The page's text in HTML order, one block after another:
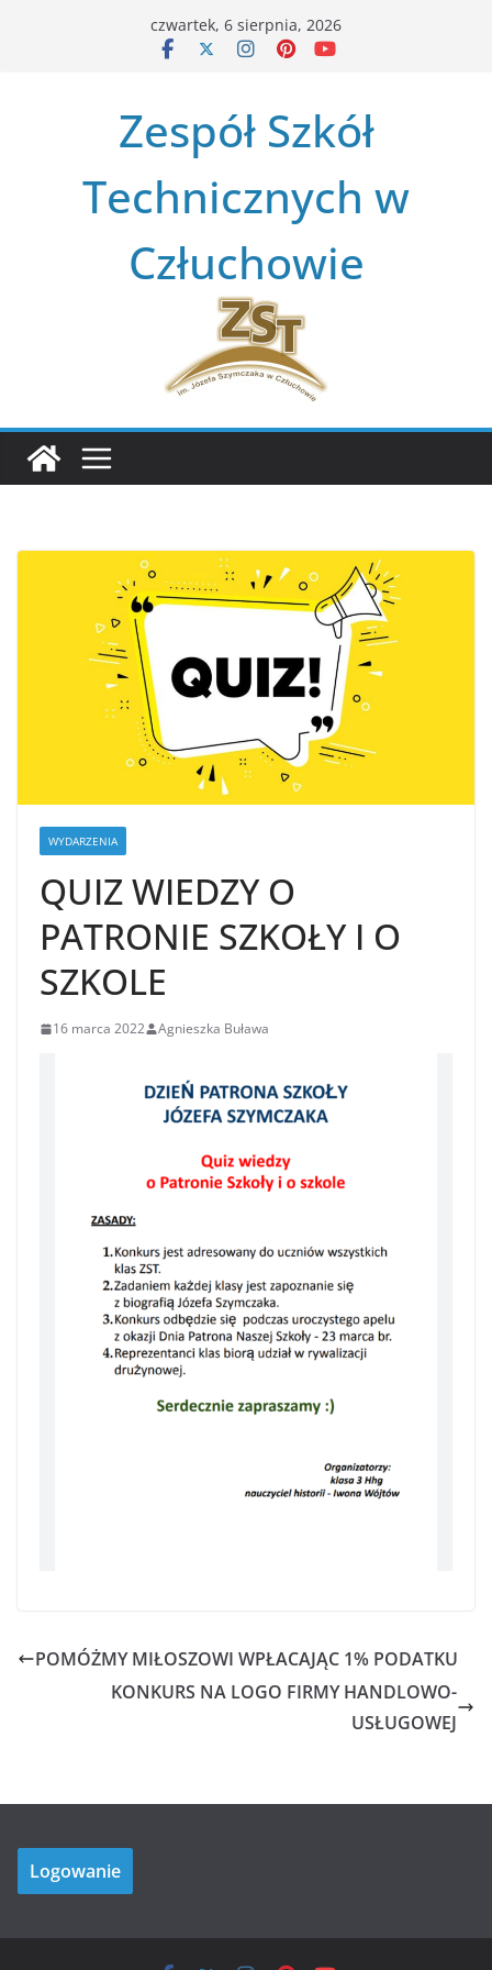
czwartek, 6 sierpnia, 2026
Zespół Szkół
Technicznych w
Człuchowie
WYDARZENIA
QUIZ WIEDZY O
PATRONIE SZKOŁY I O
SZKOLE
16 marca 2022 Agnieszka Buława
POMÓŻMY MIŁOSZOWI WPŁACAJĄC 1% PODATKU
KONKURS NA LOGO FIRMY HANDLOWO-
USŁUGOWEJ
Logowanie